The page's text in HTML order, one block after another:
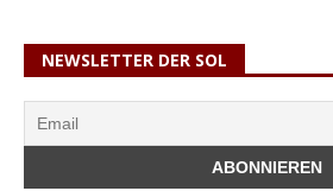
NEWSLETTER DER SOL